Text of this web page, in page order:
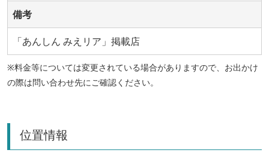
備考
「あんしん みえリア」掲載店
※料金等については変更されている場合がありますので、お出かけ
の際は問い合わせ先にご確認ください。
位置情報